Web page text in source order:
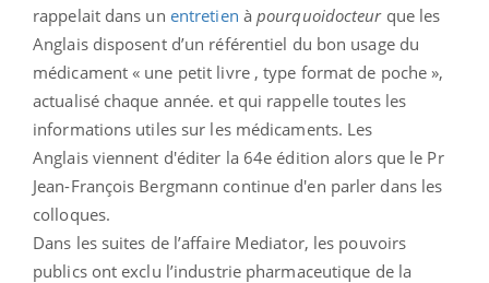
rappelait dans un entretien àpourquoidocteur que les
Anglais disposent d’un référentiel du bon usage du
médicament « une petit livre , type format de poche »,
actualisé chaque année. et qui rappelle toutes les
informations utiles sur les médicaments. Les
Anglais viennent d'éditer la 64e édition alors que le Pr
Jean-François Bergmann continue d'en parler dans les
colloques.
Dans les suites de l’affaire Mediator, les pouvoirs
publics ont exclu l’industrie pharmaceutique de la